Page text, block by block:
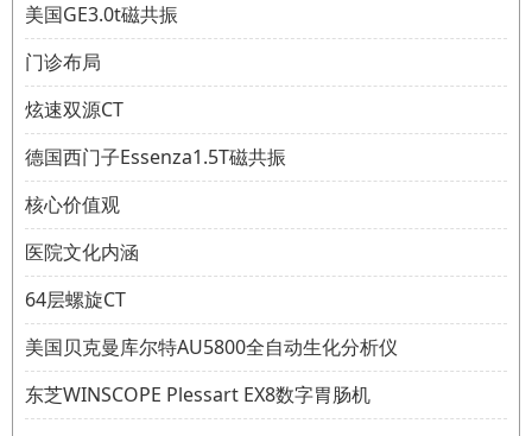
美国GE3.0t磁共振
门诊布局
炫速双源CT
德国西门子Essenza1.5T磁共振
核心价值观
医院文化内涵
64层螺旋CT
美国贝克曼库尔特AU5800全自动生化分析仪
东芝WINSCOPE Plessart EX8数字胃肠机